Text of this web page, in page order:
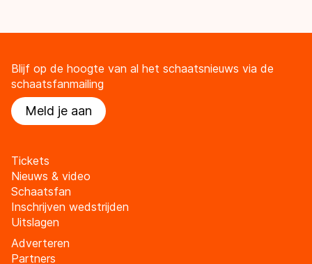
Blijf op de hoogte van al het schaatsnieuws via de
schaatsfanmailing
Meld je aan
Tickets
Nieuws & video
Schaatsfan
Inschrijven wedstrijden
Uitslagen
Adverteren
Partners